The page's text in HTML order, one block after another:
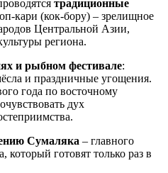
традиционные
кари (кок-бору) – зрелищное
Центральной Азии,
региона.
и рыбном фестивале:
и праздничные угощения.
года по восточному
дух
Сумаляка – главного
который готовят только раз в